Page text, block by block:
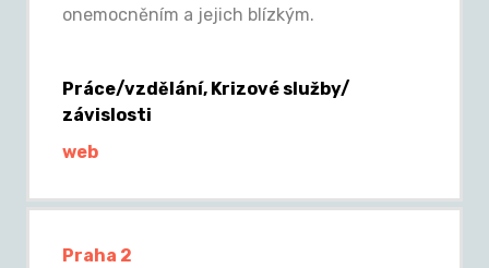
onemocněním a jejich blízkým.
Práce/vzdělání, Krizové služby/
závislosti
web
Praha 2